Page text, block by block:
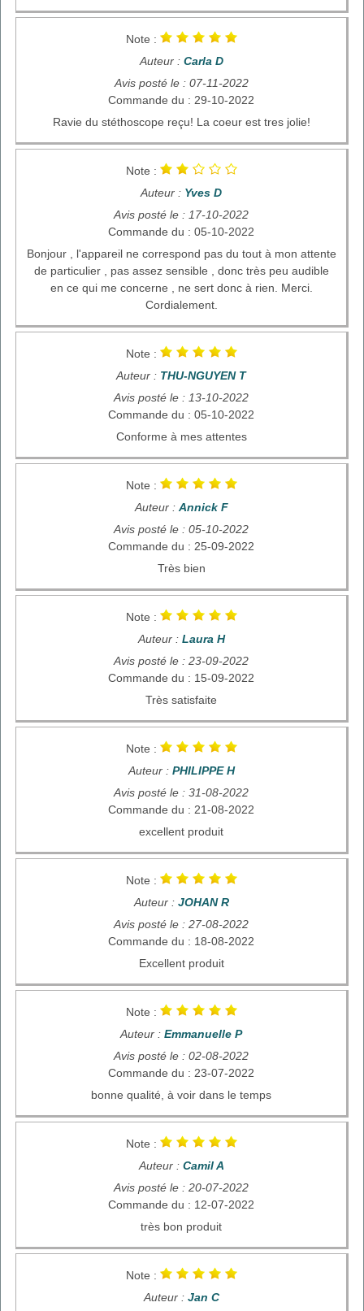
Note :
Auteur : Carla D
Avis posté le : 07-11-2022
Commande du : 29-10-2022
Ravie du stéthoscope reçu! La coeur est tres jolie!
Note :
Auteur : Yves D
Avis posté le : 17-10-2022
Commande du : 05-10-2022
Bonjour , l'appareil ne correspond pas du tout à mon attente
de particulier , pas assez sensible , donc très peu audible
en ce qui me concerne , ne sert donc à rien. Merci.
Cordialement.
Note :
Auteur : THU-NGUYEN T
Avis posté le : 13-10-2022
Commande du : 05-10-2022
Conforme à mes attentes
Note :
Auteur : Annick F
Avis posté le : 05-10-2022
Commande du : 25-09-2022
Très bien
Note :
Auteur : Laura H
Avis posté le : 23-09-2022
Commande du : 15-09-2022
Très satisfaite
Note :
Auteur : PHILIPPE H
Avis posté le : 31-08-2022
Commande du : 21-08-2022
excellent produit
Note :
Auteur : JOHAN R
Avis posté le : 27-08-2022
Commande du : 18-08-2022
Excellent produit
Note :
Auteur : Emmanuelle P
Avis posté le : 02-08-2022
Commande du : 23-07-2022
bonne qualité, à voir dans le temps
Note :
Auteur : Camil A
Avis posté le : 20-07-2022
Commande du : 12-07-2022
très bon produit
Note :
Auteur : Jan C